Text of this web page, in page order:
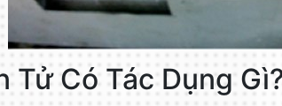
Tử Có Tác Dụng